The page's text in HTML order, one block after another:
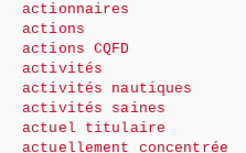
actionnaires
actions
actions CQFD
activités
activités nautiques
activités saines
actuel titulaire
actuellement concentrée